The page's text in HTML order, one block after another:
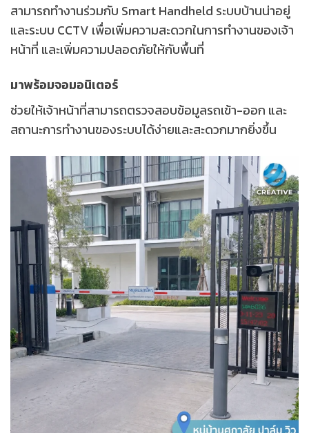
สามารถทำงานร่วมกับ Smart Handheld ระบบบ้านน่าอยู่
และระบบ CCTV เพื่อเพิ่มความสะดวกในการทำงานของเจ้า
หน้าที่ และเพิ่มความปลอดภัยให้กับพื้นที่
มาพร้อมจอมอนิเตอร์
ช่วยให้เจ้าหน้าที่สามารถตรวจสอบข้อมูลรถเข้า-ออก และ
สถานะการทำงานของระบบได้ง่ายและสะดวกมากยิ่งขึ้น